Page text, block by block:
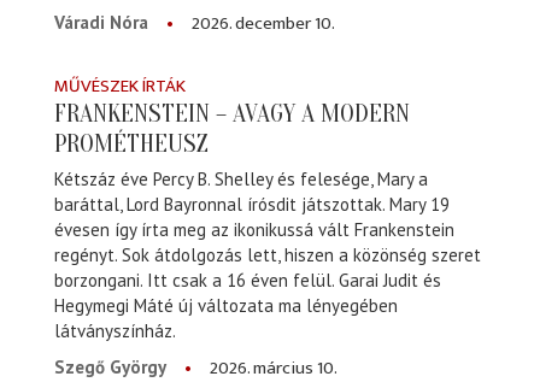
Váradi Nóra
2026. december 10.
MŰVÉSZEK ÍRTÁK
FRANKENSTEIN – AVAGY A MODERN
PROMÉTHEUSZ
Kétszáz éve Percy B. Shelley és felesége, Mary a
baráttal, Lord Bayronnal írósdit játszottak. Mary 19
évesen így írta meg az ikonikussá vált Frankenstein
regényt. Sok átdolgozás lett, hiszen a közönség szeret
borzongani. Itt csak a 16 éven felül. Garai Judit és
Hegymegi Máté új változata ma lényegében
látványszínház.
Szegő György
2026. március 10.